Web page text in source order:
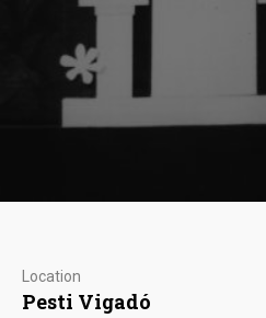
Location
Pesti Vigadó